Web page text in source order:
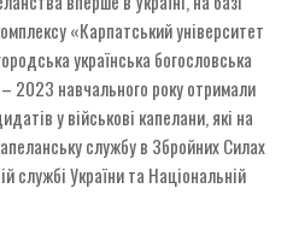
«Карпатський університет
українська богословська
2023 навчального року отримали
у військові капелани, які на
службу в Збройних Силах
службі України та Національній